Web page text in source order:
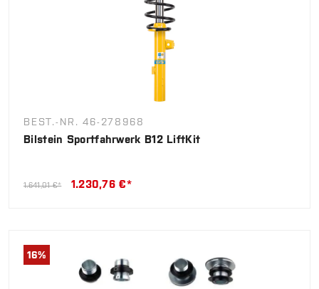
BEST.-NR. 46-278968
Bilstein Sportfahrwerk B12 LiftKit
1.641,01 €* 1.230,76 €*
16%